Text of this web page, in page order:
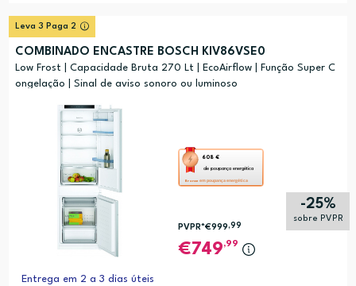
Leva 3 Paga 2
COMBINADO ENCASTRE BOSCH KIV86VSE0
Low Frost | Capacidade Bruta 270 Lt | EcoAirflow | Função Super C
ongelação | Sinal de aviso sonoro ou luminoso
608 €
de poupança energética
Bronze em poupança energética
Esta
ação
de
-25%
sobre PVPR
PVPR*€999,99
749,99
Entrega em 2 a 3 dias úteis